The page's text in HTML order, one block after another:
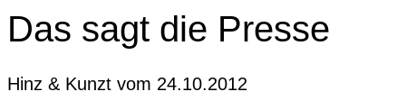
Das sagt die Presse
Hinz & Kunzt vom 24.10.2012